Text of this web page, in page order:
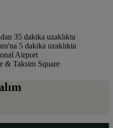
35 dakika uzaklıkta
5 dakika uzaklıkta
Airport
& Taksim Square